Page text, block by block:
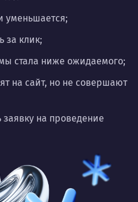
уменьшается;
за клик;
стала ниже ожидаемого;
на сайт, но не совершают
на проведение